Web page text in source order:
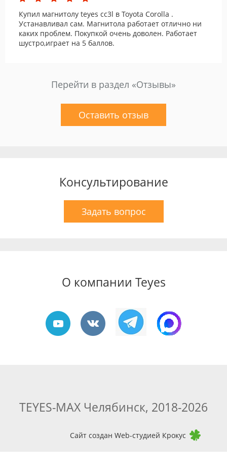
Купил магнитолу teyes cc3l в Toyota Corolla .
Устанавливал сам. Магнитола работает отлично ни
каких проблем. Покупкой очень доволен. Работает
шустро,играет на 5 баллов.
Перейти в раздел «Отзывы»
Оставить отзыв
Консультирование
Задать вопрос
О компании Teyes
TEYES-MAX Челябинск, 2018-2026
Сайт создан Web-студией Крокус